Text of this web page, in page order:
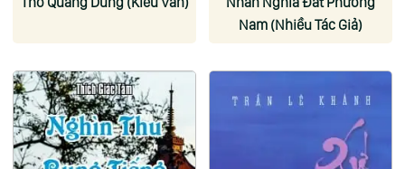
Nam (Nhiều Tác Giả)